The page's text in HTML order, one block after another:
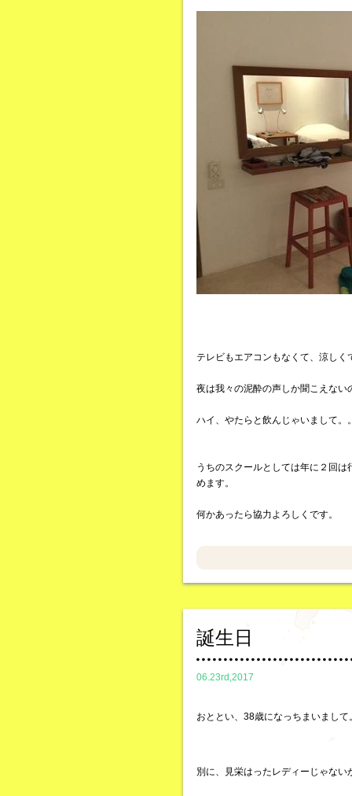
テレビもエアコンもなくて、涼しく
夜は我々の泥酔の声しか聞こえない
ハイ、やたらと飲んじゃいまして。
うちのスクールとしては年に２回
めます。
何かあったら協力よろしくです。
誕生日
06.23rd,2017
おととい、38歳になっちまいまして
別に、見栄はったレディーじゃな